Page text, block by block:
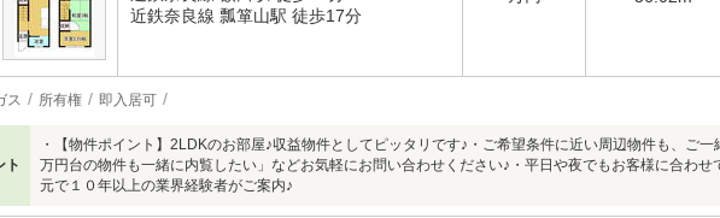
近鉄奈良線 瓢箪山駅 徒歩17分
ス 所有権 即入居可
ト
・【物件ポイント】2LDKのお部屋♪収益物件としてピッタリです♪・ご希望条件に近い周辺物件も、ご
万円台の物件も一緒に内覧したい」などお気軽にお問い合わせください♪・平日や夜でもお客様に合わ
元で１０年以上の業界経験者がご案内♪